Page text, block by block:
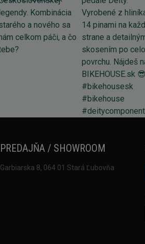
PREDAJŇA / SHOWROOM
Garbiarska 8, 064 01 Stará Ľubovňa